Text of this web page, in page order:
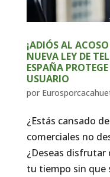
¡ADIÓS AL
NUEVA LEY DE
ESPAÑA
USUARIO
por
¿Estás cansado
comerciales no
¿Deseas disfrutar
tu tiempo sin que